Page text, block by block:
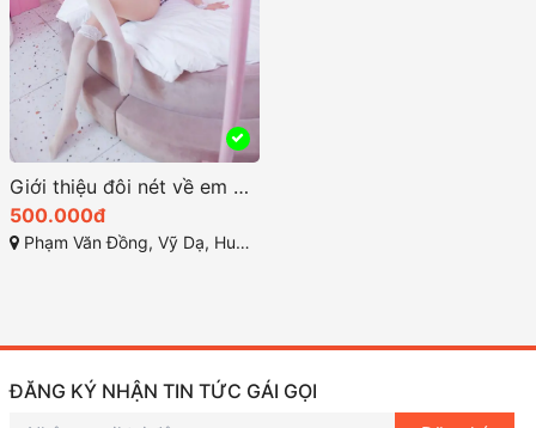
Giới thiệu đôi nét về em Hoài An hello các anh em đồng dâm gái gọi huế
500.000đ
Phạm Văn Đồng, Vỹ Dạ, Huế, Thừa Thiên Huế
ĐĂNG KÝ NHẬN TIN TỨC GÁI GỌI